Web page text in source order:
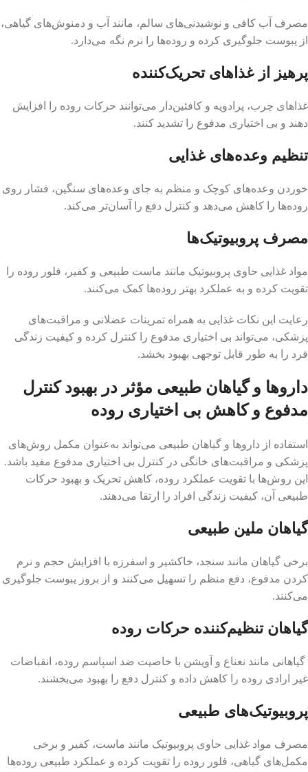
مصرف آب کافی و نوشیدنی‌های سالم، مانند آب و دمنوش‌های گیاهی،
از یبوست جلوگیری کرده و روده‌ها را نرم نگه می‌دارد.
پرهیز از غذاهای تحریک‌کننده
غذاهای چرب، پرادویه و کافئین‌دار می‌توانند حرکات روده را افزایش
دهند و بی اختیاری مدفوع را تشدید کنند.
تنظیم وعده‌های غذایی
خوردن وعده‌های کوچک و منظم به جای وعده‌های سنگین، فشار روی
روده‌ها را کاهش می‌دهد و کنترل دفع را آسان‌تر می‌کند.
مصرف پروبیوتیک‌ها
مواد غذایی حاوی پروبیوتیک مانند ماست طبیعی و کفیر، فلور روده را
تقویت کرده و به عملکرد بهتر روده‌ها کمک می‌کنند.
رعایت این نکات غذایی به همراه تمرینات عضلانی و مراقبت‌های
پزشکی، می‌تواند بی اختیاری مدفوع را کنترل کرده و کیفیت زندگی
فرد را به طور قابل توجهی بهبود بخشد.
داروها و گیاهان طبیعی مؤثر در بهبود کنترل
مدفوع و کاهش بی اختیاری روده
استفاده از داروها و گیاهان طبیعی می‌تواند به‌عنوان مکمل روش‌های
پزشکی و مراقبت‌های خانگی در کنترل بی اختیاری مدفوع مفید باشد.
این روش‌ها با تقویت عملکرد روده، کاهش تحریک و بهبود حرکات
طبیعی آن، کیفیت زندگی افراد را ارتقا می‌دهند.
گیاهان ملین طبیعی
برخی گیاهان مانند سنجد، خاکشیر و اسفرزه با افزایش حجم و نرم
کردن مدفوع، دفع منظم را تسهیل می‌کنند و از بروز یبوست جلوگیری
می‌کنند.
گیاهان تنظیم‌کننده حرکات روده
گیاهانی مانند نعناع و آویشن با خاصیت ضد اسپاسم روده، انقباضات
غیر ارادی روده را کاهش داده و کنترل دفع را بهبود می‌بخشند.
پروبیوتیک‌های طبیعی
مصرف مواد غذایی حاوی پروبیوتیک مانند ماست، کفیر و برخی
مکمل‌های گیاهی، فلور روده را تقویت کرده و عملکرد طبیعی روده‌ها